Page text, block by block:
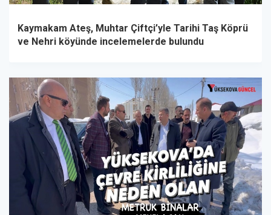
Kaymakam Ateş, Muhtar Çiftçi’yle Tarihi Taş Köprü
ve Nehri köyünde incelemelerde bulundu